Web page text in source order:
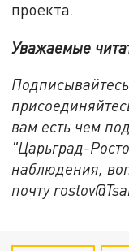
проекта.
Уважаемые
вам есть чем
"Царьград-
наблюдения,
почту